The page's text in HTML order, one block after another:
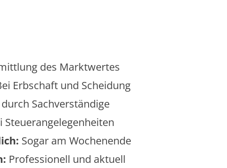
des Marktwertes
Erbschaft und Scheidung
Sachverständige
Steuerangelegenheiten
Sogar am Wochenende
Professionell und aktuell